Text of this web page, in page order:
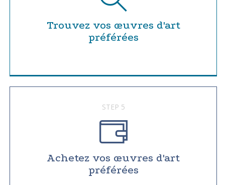
Trouvez vos œuvres d'art
préférées
STEP 5
Achetez vos œuvres d'art
préférées